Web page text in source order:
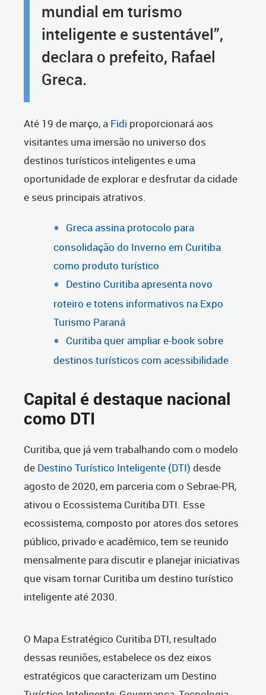
mundial em turismo
inteligente e sustentável”,
declara o prefeito, Rafael
Greca.
Até 19 de março, a Fidi proporcionará aos
visitantes uma imersão no universo dos
destinos turísticos inteligentes e uma
oportunidade de explorar e desfrutar da cidade
e seus principais atrativos.
Greca assina protocolo para
consolidação do Inverno em Curitiba
como produto turístico
Destino Curitiba apresenta novo
roteiro e totens informativos na Expo
Turismo Paraná
Curitiba quer ampliar e-book sobre
destinos turísticos com acessibilidade
Capital é destaque nacional
como DTI
Curitiba, que já vem trabalhando com o modelo
de Destino Turístico Inteligente (DTI) desde
agosto de 2020, em parceria com o Sebrae-PR,
ativou o Ecossistema Curitiba DTI. Esse
ecossistema, composto por atores dos setores
público, privado e acadêmico, tem se reunido
mensalmente para discutir e planejar iniciativas
que visam tornar Curitiba um destino turístico
inteligente até 2030.
O Mapa Estratégico Curitiba DTI, resultado
dessas reuniões, estabelece os dez eixos
estratégicos que caracterizam um Destino